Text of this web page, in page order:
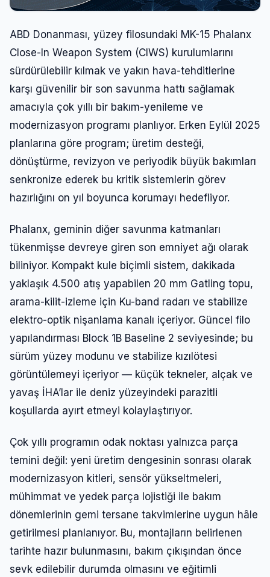
ABD Donanması, yüzey filosundaki MK-15 Phalanx
Close-In Weapon System (CIWS) kurulumlarını
sürdürülebilir kılmak ve yakın hava-tehditlerine
karşı güvenilir bir son savunma hattı sağlamak
amacıyla çok yıllı bir bakım-yenileme ve
modernizasyon programı planlıyor. Erken Eylül 2025
planlarına göre program; üretim desteği,
dönüştürme, revizyon ve periyodik büyük bakımları
senkronize ederek bu kritik sistemlerin görev
hazırlığını on yıl boyunca korumayı hedefliyor.
Phalanx, geminin diğer savunma katmanları
tükenmişse devreye giren son emniyet ağı olarak
biliniyor. Kompakt kule biçimli sistem, dakikada
yaklaşık 4.500 atış yapabilen 20 mm Gatling topu,
arama-kilit-izleme için Ku-band radarı ve stabilize
elektro-optik nişanlama kanalı içeriyor. Güncel filo
yapılandırması Block 1B Baseline 2 seviyesinde; bu
sürüm yüzey modunu ve stabilize kızılötesi
görüntülemeyi içeriyor — küçük tekneler, alçak ve
yavaş İHA’lar ile deniz yüzeyindeki parazitli
koşullarda ayırt etmeyi kolaylaştırıyor.
Çok yıllı programın odak noktası yalnızca parça
temini değil: yeni üretim dengesinin sonrası olarak
modernizasyon kitleri, sensör yükseltmeleri,
mühimmat ve yedek parça lojistiği ile bakım
dönemlerinin gemi tersane takvimlerine uygun hâle
getirilmesi planlanıyor. Bu, montajların belirlenen
tarihte hazır bulunmasını, bakım çıkışından önce
sevk edilebilir durumda olmasını ve eğitimli